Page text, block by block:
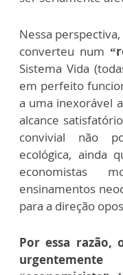
Nessa
converteu num
Sistema Vida
em perfeito
a uma inexorável
alcance
convivial não
ecológica, ainda
economistas
ensinamentos
para a direção
Por essa razão,